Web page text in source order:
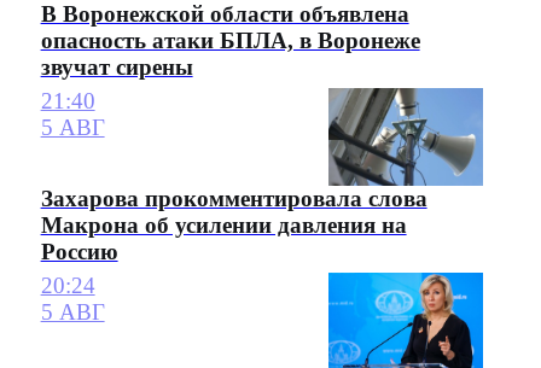
В Воронежской области объявлена
опасность атаки БПЛА, в Воронеже
звучат сирены
21:40
5 АВГ
Захарова прокомментировала слова
Макрона об усилении давления на
Россию
20:24
5 АВГ